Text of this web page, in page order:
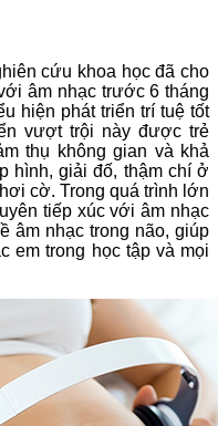
cứu khoa học đã cho
âm nhạc trước 6 tháng
hiện phát triển trí tuệ tốt
vượt trội này được trẻ
thụ không gian và khả
hình, giải đố, thậm chí ở
cờ. Trong quá trình lớn
tiếp xúc với âm nhạc
âm nhạc trong não, giúp
em trong học tập và mọi